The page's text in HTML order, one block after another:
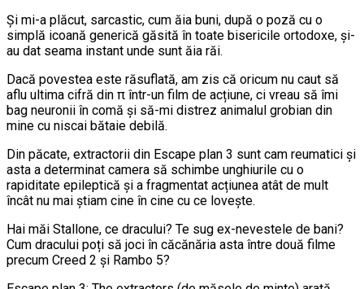
Și mi-a plăcut, sarcastic, cum ăia buni, după o poză cu o
simplă icoană generică găsită în toate bisericile ortodoxe, și-
au dat seama instant unde sunt ăia răi.
Dacă povestea este răsuflată, am zis că oricum nu caut să
aflu ultima cifră din π într-un film de acțiune, ci vreau să îmi
bag neuronii în comă și să-mi distrez animalul grobian din
mine cu niscai bătaie debilă.
Din păcate, extractorii din Escape plan 3 sunt cam reumatici și
asta a determinat camera să schimbe unghiurile cu o
rapiditate epileptică și a fragmentat acțiunea atât de mult
încât nu mai știam cine în cine cu ce lovește.
Hai măi Stallone, ce dracului? Te sug ex-nevestele de bani?
Cum dracului poți să joci în căcănăria asta între două filme
precum Creed 2 și Rambo 5?